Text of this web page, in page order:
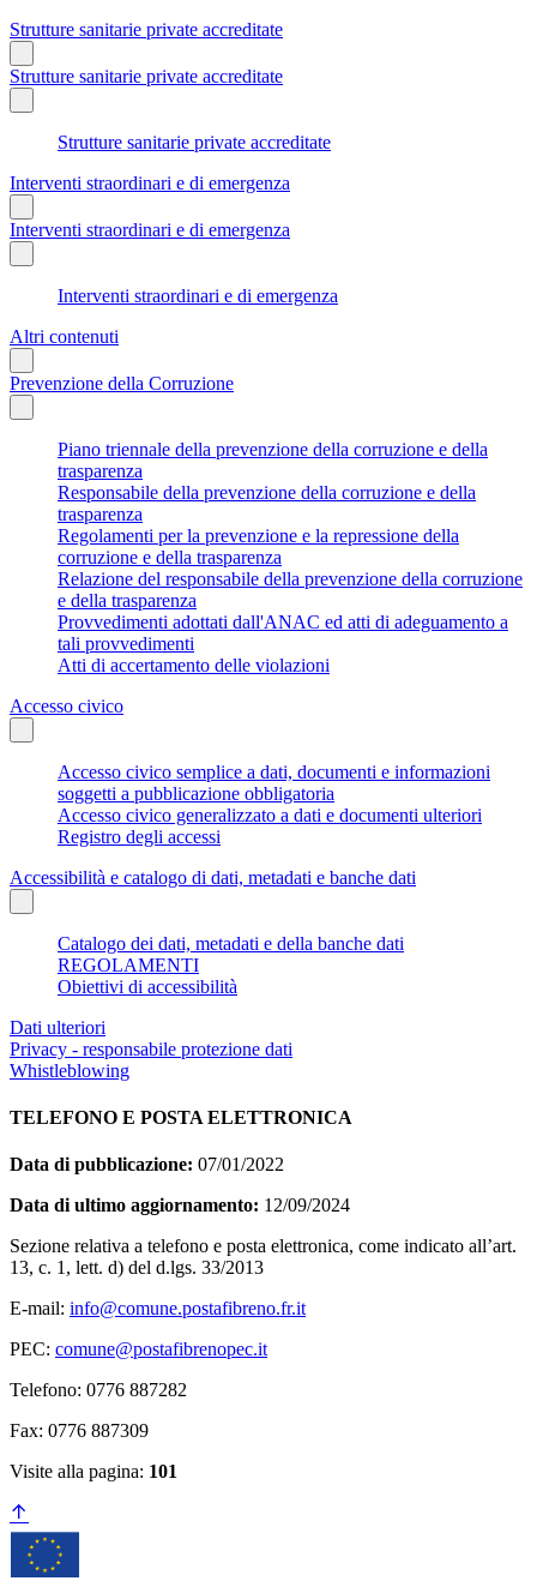
Strutture sanitarie private accreditate
Strutture sanitarie private accreditate
Strutture sanitarie private accreditate
Interventi straordinari e di emergenza
Interventi straordinari e di emergenza
Interventi straordinari e di emergenza
Altri contenuti
Prevenzione della Corruzione
Piano triennale della prevenzione della corruzione e della
trasparenza
Responsabile della prevenzione della corruzione e della
trasparenza
Regolamenti per la prevenzione e la repressione della
corruzione e della trasparenza
Relazione del responsabile della prevenzione della corruzione
e della trasparenza
Provvedimenti adottati dall'ANAC ed atti di adeguamento a
tali provvedimenti
Atti di accertamento delle violazioni
Accesso civico
Accesso civico semplice a dati, documenti e informazioni
soggetti a pubblicazione obbligatoria
Accesso civico generalizzato a dati e documenti ulteriori
Registro degli accessi
Accessibilità e catalogo di dati, metadati e banche dati
Catalogo dei dati, metadati e della banche dati
REGOLAMENTI
Obiettivi di accessibilità
Dati ulteriori
Privacy - responsabile protezione dati
Whistleblowing
TELEFONO E POSTA ELETTRONICA
Data di pubblicazione: 07/01/2022
Data di ultimo aggiornamento: 12/09/2024
Sezione relativa a telefono e posta elettronica, come indicato all’art.
13, c. 1, lett. d) del d.lgs. 33/2013
E-mail: info@comune.postafibreno.fr.it
PEC: comune@postafibrenopec.it
Telefono: 0776 887282
Fax: 0776 887309
Visite alla pagina: 101